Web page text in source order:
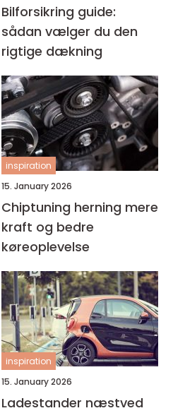
Bilforsikring guide:
sådan vælger du den
rigtige dækning
inspiration
15. January 2026
Chiptuning herning mere
kraft og bedre
køreoplevelse
inspiration
15. January 2026
Ladestander næstved